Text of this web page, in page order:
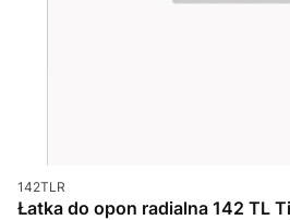
Kod produktu
142TLR
Łatka do opon radialna 142 TL